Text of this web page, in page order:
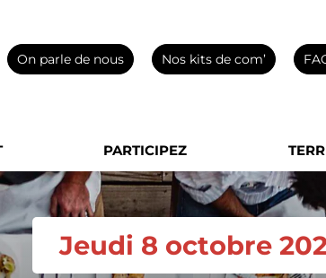
On parle de nous Nos kits de com’
PARTICIPEZ
Jeudi 8 octobre